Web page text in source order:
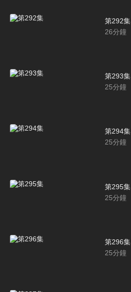
第292集
26分鐘
第293集
25分鐘
第294集
25分鐘
第295集
25分鐘
第296集
25分鐘